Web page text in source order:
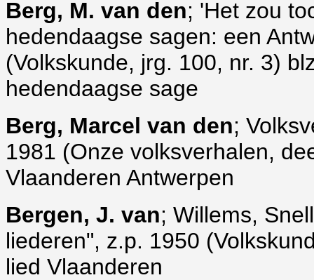
Berg, M. van den; 'Het zou
hedendaagse sagen: een
(Volkskunde, jrg. 100, nr. 3)
hedendaagse sage
Berg, Marcel van den;
1981 (Onze volksverhalen,
Vlaanderen Antwerpen
Bergen, J. van; Willems,
liederen", z.p. 1950
lied Vlaanderen